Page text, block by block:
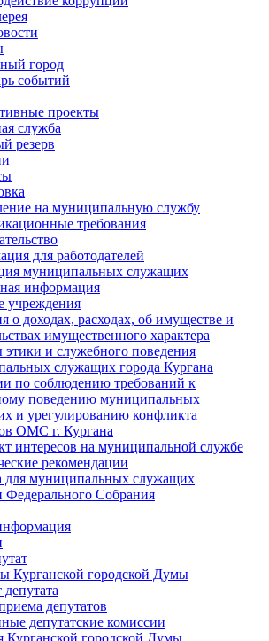
город
событий
проекты
служба
резерв
на муниципальную службу
требования
для работодателей
муниципальных служащих
информация
учреждения
о доходах, расходах, об имуществе и
имущественного характера
этики и служебного поведения
служащих города Кургана
по соблюдению требований к
поведению муниципальных
и урегулированию конфликта
ОМС г. Кургана
интересов на муниципальной службе
рекомендации
для муниципальных служащих
Федерального Cобрания
Курганской городской Думы
депутатов
депутатские комиссии
Курганской городской Думы